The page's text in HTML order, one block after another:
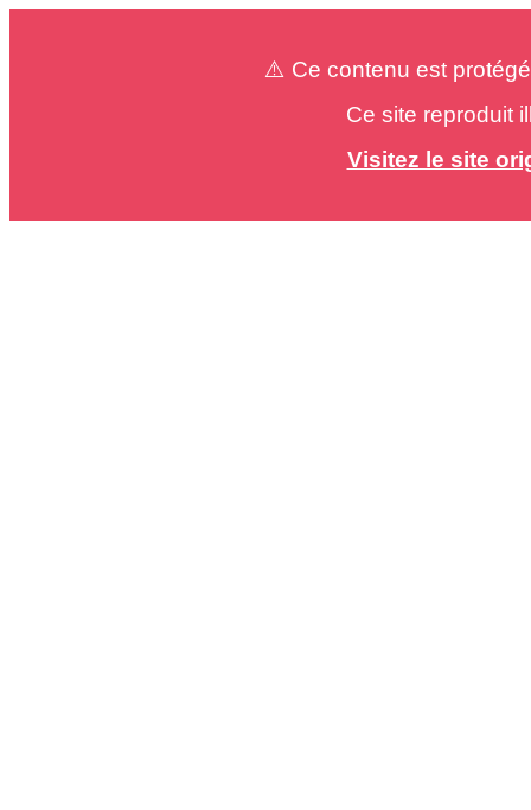
⚠️ Ce contenu est
Ce site reproduit
Visitez le site